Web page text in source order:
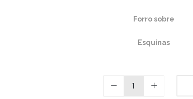
Forro sobre
Esquinas